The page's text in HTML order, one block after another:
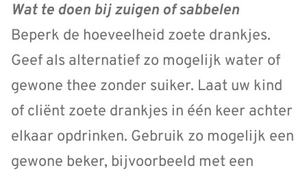
Wat te doen bij zuigen of sabbelen
Beperk de hoeveelheid zoete drankjes.
Geef als alternatief zo mogelijk water of
gewone thee zonder suiker. Laat uw kind
of cliënt zoete drankjes in één keer achter
elkaar opdrinken. Gebruik zo mogelijk een
gewone beker, bijvoorbeeld met een